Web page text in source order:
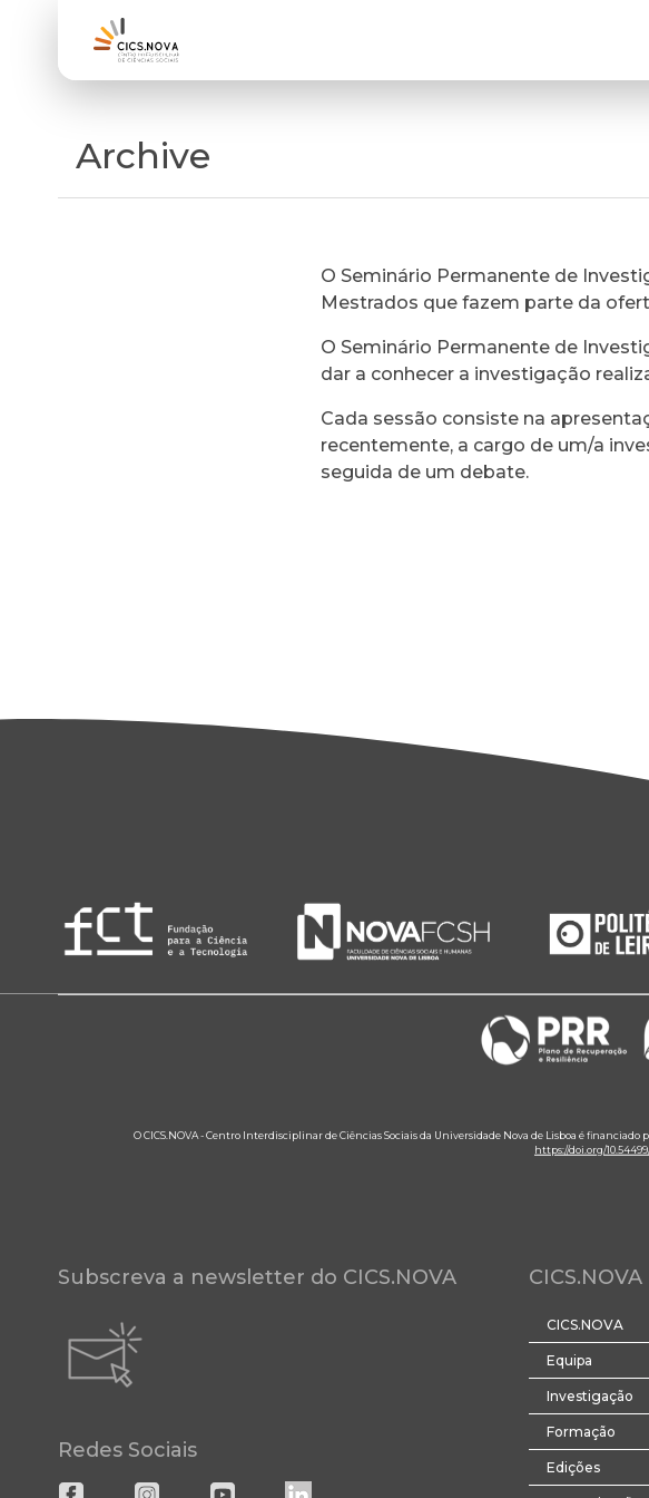
Archive
O Seminário Permanente de
Mestrados que fazem parte da
O Seminário Permanente de
dar a conhecer a investigação
Cada sessão consiste na
recentemente, a cargo de um/a
seguida de um debate.
O CICS.NOVA - Centro Interdisciplinar de Ciências Sociais da Universidade Nova de Lisboa é
https://doi.org/
Subscreva a newsletter do CICS.NOVA
Redes Sociais
CICS.NOVA
CICS.NOVA
Equipa
Investigação
Formação
Edições